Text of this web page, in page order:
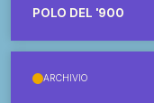
POLO DEL '900
ARCHIVIO